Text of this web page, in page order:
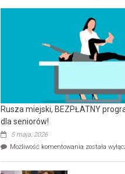
Rusza miejski, BEZPŁATNY
dla seniorów!
5 maja, 2026
Możliwość komentowania Rusza
została